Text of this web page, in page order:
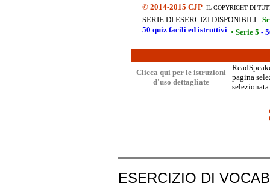
© 2014-2015 CJP IL COPYRIGHT DI
SERIE DI ESERCIZI DISPONIBILI :
50 quiz facili ed istruttivi • Serie 5 -
Clicca qui per le istruzioni
d'uso dettagliate
pagina
ESERCIZIO DI